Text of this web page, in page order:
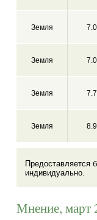
Земля
Земля
Земля
Земля
Предоставляется
индивидуально.
Мнение, март